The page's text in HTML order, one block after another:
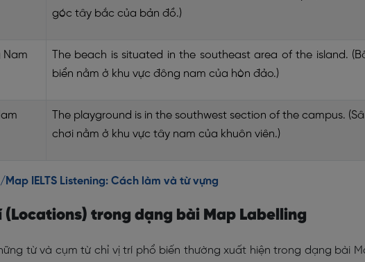
góc tây bắc của bản đồ.)
Nam
The beach is situated in the southeast area of the island.
biển nằm ở khu vực đông nam của hòn đảo.)
The playground is in the southwest section of the campus.
chơi nằm ở khu vực tây nam của khuôn viên.)
Map IELTS Listening: Cách làm và từ vựng
trong dạng bài Map Labelling
từ và cụm từ chỉ vị trí phổ biến thường xuất hiện trong dạng bài